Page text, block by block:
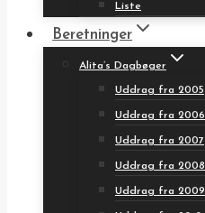
Liste
Beretninger
Alita’s Dagbøger
Uddrag fra 2005
Uddrag fra 2006
Uddrag fra 2007
Uddrag fra 2008
Uddrag fra 2009